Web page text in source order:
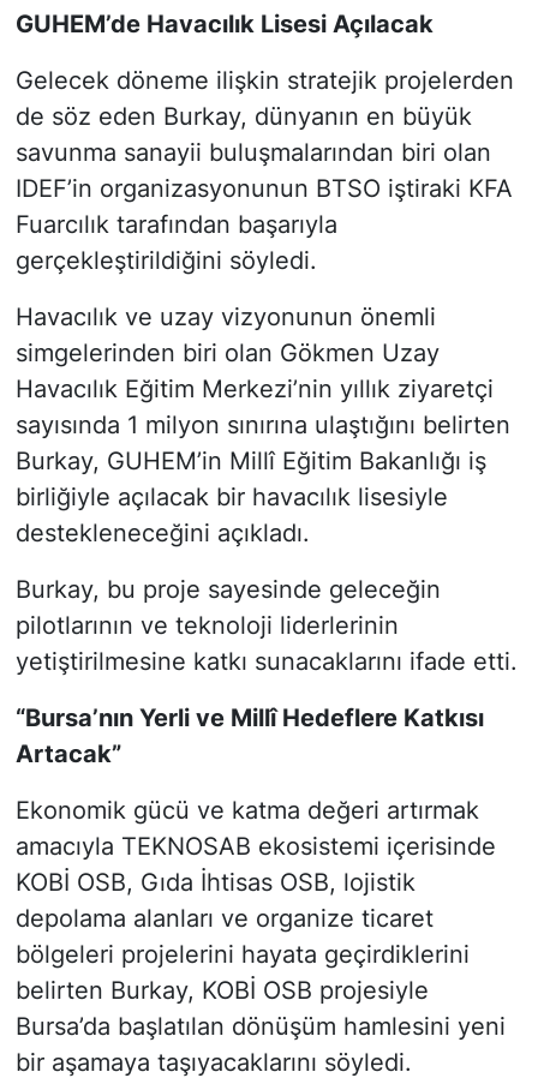
GUHEM’de Havacılık Lisesi Açılacak
Gelecek döneme ilişkin stratejik projelerden
de söz eden Burkay, dünyanın en büyük
savunma sanayii buluşmalarından biri olan
IDEF’in organizasyonunun BTSO iştiraki KFA
Fuarcılık tarafından başarıyla
gerçekleştirildiğini söyledi.
Havacılık ve uzay vizyonunun önemli
simgelerinden biri olan Gökmen Uzay
Havacılık Eğitim Merkezi’nin yıllık ziyaretçi
sayısında 1 milyon sınırına ulaştığını belirten
Burkay, GUHEM’in Millî Eğitim Bakanlığı iş
birliğiyle açılacak bir havacılık lisesiyle
destekleneceğini açıkladı.
Burkay, bu proje sayesinde geleceğin
pilotlarının ve teknoloji liderlerinin
yetiştirilmesine katkı sunacaklarını ifade etti.
“Bursa’nın Yerli ve Millî Hedeflere Katkısı
Artacak”
Ekonomik gücü ve katma değeri artırmak
amacıyla TEKNOSAB ekosistemi içerisinde
KOBİ OSB, Gıda İhtisas OSB, lojistik
depolama alanları ve organize ticaret
bölgeleri projelerini hayata geçirdiklerini
belirten Burkay, KOBİ OSB projesiyle
Bursa’da başlatılan dönüşüm hamlesini yeni
bir aşamaya taşıyacaklarını söyledi.